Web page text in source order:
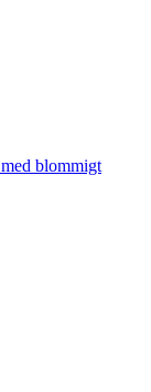
blommigt